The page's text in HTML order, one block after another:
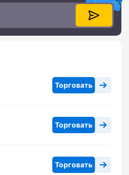
Торговать
Торговать
Торговать